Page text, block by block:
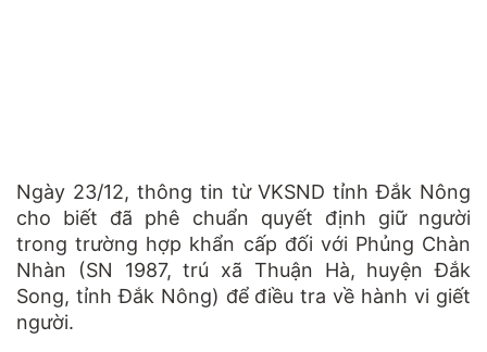
Ngày 23/12, thông tin từ VKSND tỉnh Đắk Nông
cho biết đã phê chuẩn quyết định giữ người
trong trường hợp khẩn cấp đối với Phủng Chàn
Nhàn (SN 1987, trú xã Thuận Hà, huyện Đắk
Song, tỉnh Đắk Nông) để điều tra về hành vi giết
người.